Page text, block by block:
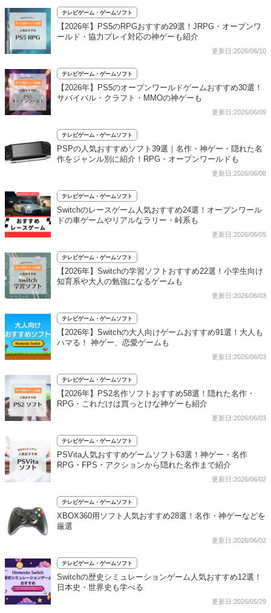
テレビゲーム・ゲームソフト
【2026年】PS5のRPGおすすめ29選！JRPG・オープンワ
ールド・協力プレイ対応の神ゲーも紹介
更新日:2026/06/10
テレビゲーム・ゲームソフト
【2026年】PS5のオープンワールドゲームおすすめ30選！
サバイバル・クラフト・MMOの神ゲーも
更新日:2026/06/09
テレビゲーム・ゲームソフト
PSPの人気おすすめソフト39選｜名作・神ゲー・隠れた名
作をジャンル別に紹介！RPG・オープンワールドも
更新日:2026/06/08
テレビゲーム・ゲームソフト
Switchのレースゲーム人気おすすめ24選！オープンワール
ドの車ゲームやリアルなラリー・峠系も
更新日:2026/06/05
テレビゲーム・ゲームソフト
【2026年】Switchの学習ソフトおすすめ22選！小学生向け
知育系や大人の勉強になるゲームも
更新日:2026/06/03
テレビゲーム・ゲームソフト
【2026年】Switchの大人向けゲームおすすめ91選！大人も
ハマる！ 神ゲー、恋愛ゲームも
更新日:2026/06/03
テレビゲーム・ゲームソフト
【2026年】PS2名作ソフトおすすめ58選！隠れた名作・
RPG・これだけは買っとけな神ゲーも紹介
更新日:2026/06/03
テレビゲーム・ゲームソフト
PSVita人気おすすめゲームソフト63選！神ゲー・名作
RPG・FPS・アクションから隠れた名作まで紹介
更新日:2026/06/02
テレビゲーム・ゲームソフト
XBOX360用ソフト人気おすすめ28選！名作・神ゲーなどを
厳選
更新日:2026/06/02
テレビゲーム・ゲームソフト
Switchの歴史シミュレーションゲーム人気おすすめ12選！
日本史・世界史も学べる
更新日:2026/05/29